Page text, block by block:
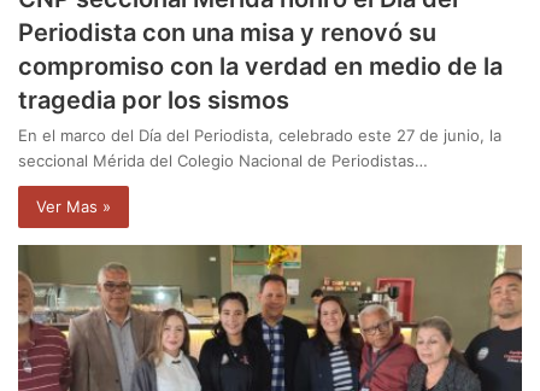
Periodista con una misa y renovó su
compromiso con la verdad en medio de la
tragedia por los sismos
En el marco del Día del Periodista, celebrado este 27 de junio, la
seccional Mérida del Colegio Nacional de Periodistas…
Ver Mas »